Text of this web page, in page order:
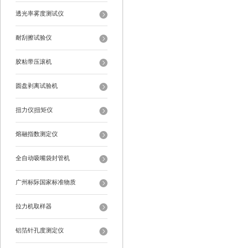
透光率雾度测试仪
耐刮擦试验仪
胶粘带压滚机
圆盘剥离试验机
扭力仪|扭矩仪
熔融指数测定仪
全自动吸嘴袋封管机
广州标际国家标准物质
拉力机取样器
铝箔针孔度测定仪